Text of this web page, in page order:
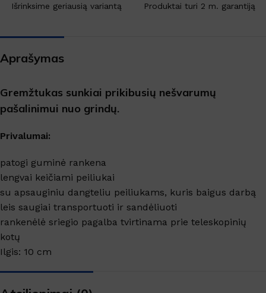
Išrinksime geriausią variantą Produktai turi 2 m. garantiją
Aprašymas
Gremžtukas sunkiai prikibusių nešvarumų
pašalinimui nuo grindų.
Privalumai:
patogi guminė rankena
lengvai keičiami peiliukai
su apsauginiu dangteliu peiliukams, kuris baigus darbą
leis saugiai transportuoti ir sandėliuoti
rankenėlė sriegio pagalba tvirtinama prie teleskopinių
kotų
Ilgis: 10 cm